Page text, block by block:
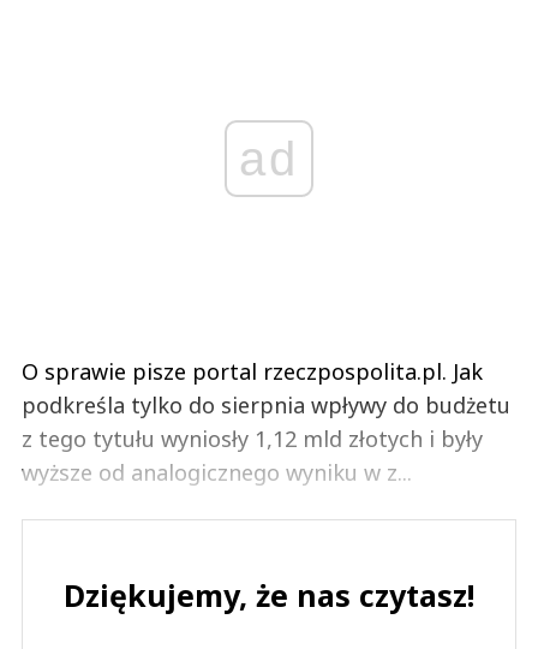
ad
O sprawie pisze portal rzeczpospolita.pl. Jak
podkreśla tylko do sierpnia wpływy do budżetu
z tego tytułu wyniosły 1,12 mld złotych i były
wyższe od analogicznego wyniku w z...
Dziękujemy, że nas czytasz!